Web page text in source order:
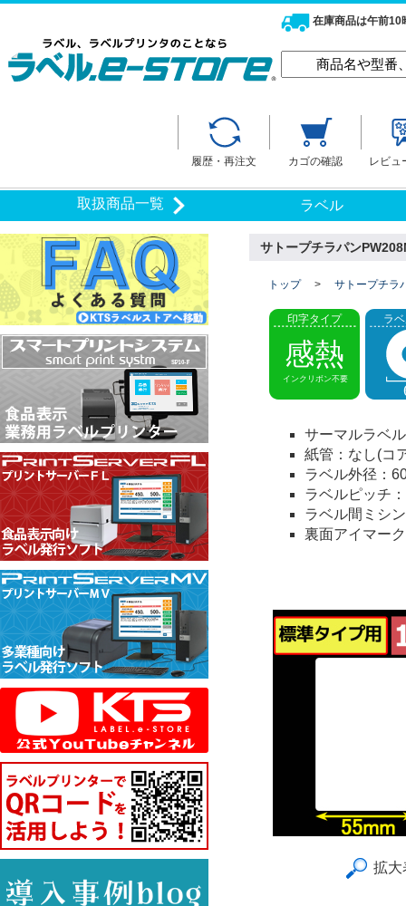
在庫商品は午前10
履歴・再注文 カゴの確認 レビュ
取扱商品一覧 ラベル
サトープチラパン
拡大